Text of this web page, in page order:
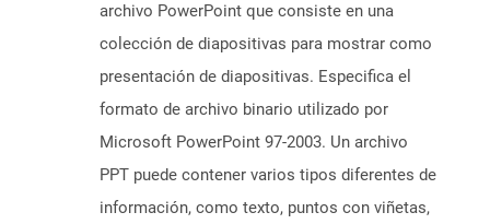
archivo PowerPoint que consiste en una
colección de diapositivas para mostrar como
presentación de diapositivas. Especifica el
formato de archivo binario utilizado por
Microsoft PowerPoint 97-2003. Un archivo
PPT puede contener varios tipos diferentes de
información, como texto, puntos con viñetas,